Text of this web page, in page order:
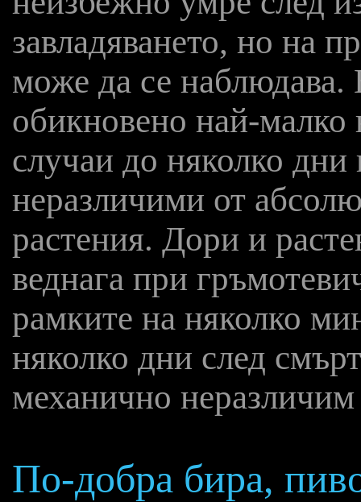
завладяването, но на
може да се наблюдава.
обикновено най-малко
случаи до няколко
неразличими от
растения. Дори и
веднага при
рамките на няколко
няколко дни след
механично неразличим
По-добра бира,